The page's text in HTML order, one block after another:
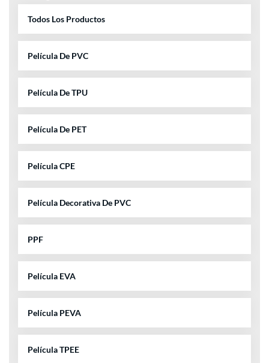
Todos Los Productos
Película De PVC
Película De TPU
Película De PET
Película CPE
Película Decorativa De PVC
PPF
Película EVA
Película PEVA
Película TPEE